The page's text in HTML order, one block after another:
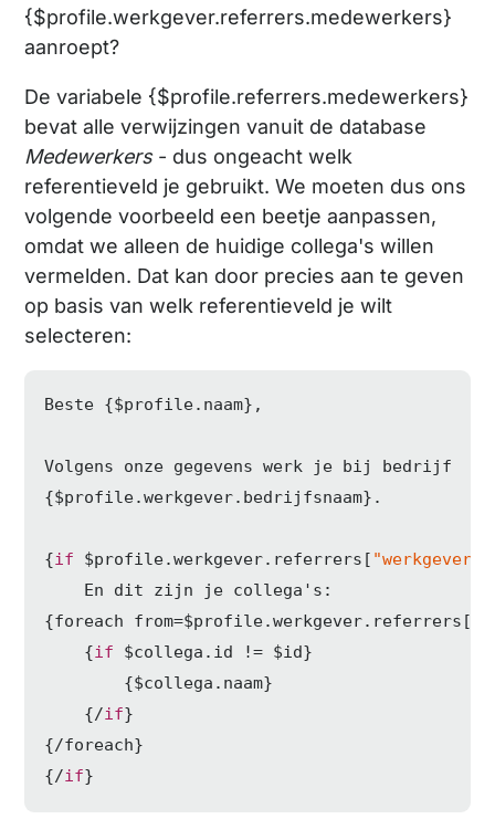
{$profile.werkgever.referrers.medewerkers}
aanroept?
De variabele {$profile.referrers.medewerkers}
bevat alle verwijzingen vanuit de database
Medewerkers- dus ongeacht welk
referentieveld je gebruikt. We moeten dus ons
volgende voorbeeld een beetje aanpassen,
omdat we alleen de huidige collega's willen
vermelden. Dat kan door precies aan te geven
op basis van welk referentieveld je wilt
selecteren:
Beste {$profile.naam},
Volgens onze gegevens werk je bij bedrijf
{$profile.werkgever.bedrijfsnaam}.
{if $profile.werkgever.referrers[
    En dit zijn je collega's:
{foreach
    {
if $collega.id != $id}
        {$collega.naam}
    {/
if}
{/foreach}
{/if}